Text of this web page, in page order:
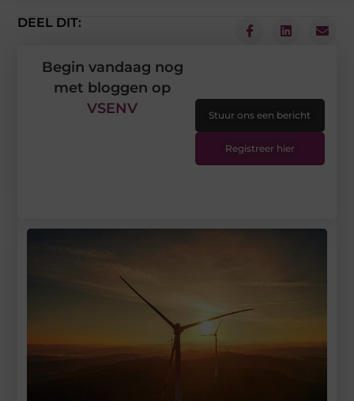
DEEL DIT:
Begin vandaag nog
met bloggen op
VSENV
Stuur ons een bericht
Registreer hier